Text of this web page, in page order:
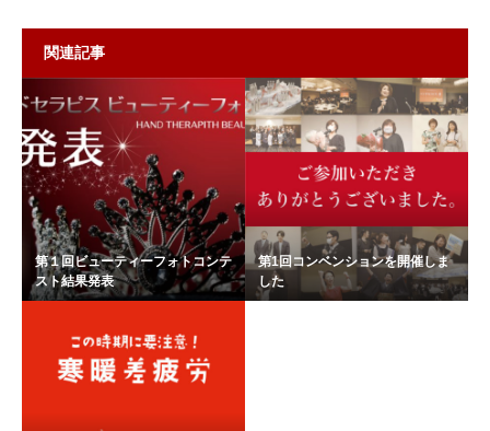
関連記事
第１回ビューティーフォトコンテ
スト結果発表
第1回コンベンションを開催しま
した